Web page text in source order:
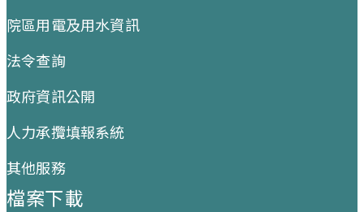
院區用電及用水資訊
法令查詢
政府資訊公開
人力承攬填報系統
其他服務
檔案下載